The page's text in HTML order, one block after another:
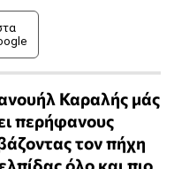
Καραλής μάς
περήφανους
τον πήχη
όλο και πιο